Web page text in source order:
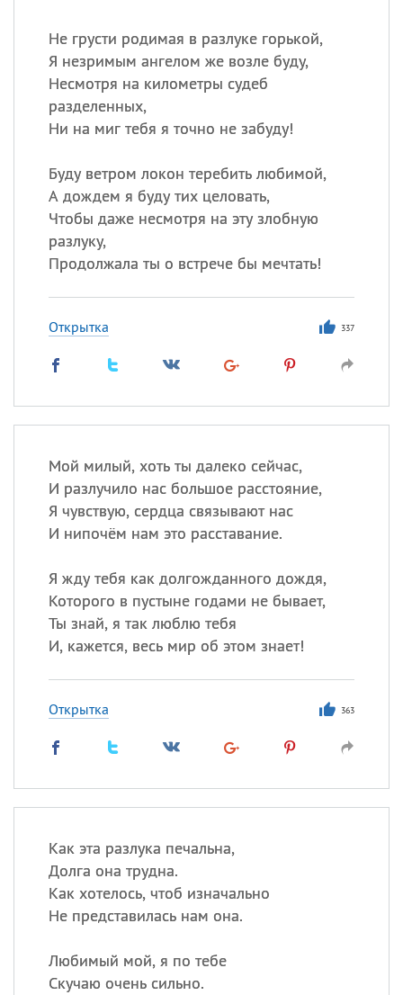
Не грусти родимая в разлуке горькой,
Я незримым ангелом же возле буду,
Несмотря на километры судеб
разделенных,
Ни на миг тебя я точно не забуду!
Буду ветром локон теребить любимой,
А дождем я буду тих целовать,
Чтобы даже несмотря на эту злобную
разлуку,
Продолжала ты о встрече бы мечтать!
Открытка 337
Мой милый, хоть ты далеко сейчас,
И разлучило нас большое расстояние,
Я чувствую, сердца связывают нас
И нипочём нам это расставание.
Я жду тебя как долгожданного дождя,
Которого в пустыне годами не бывает,
Ты знай, я так люблю тебя
И, кажется, весь мир об этом знает!
Открытка 363
Как эта разлука печальна,
Долга она трудна.
Как хотелось, чтоб изначально
Не представилась нам она.
Любимый мой, я по тебе
Скучаю очень сильно.